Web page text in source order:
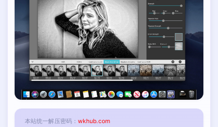
本站统一解压密码： wkhub.com